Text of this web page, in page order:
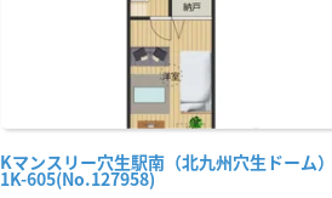
Kマンスリー穴生駅南（北九州穴生ドーム）
1K-605(No.127958)